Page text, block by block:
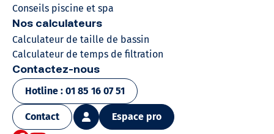
Conseils piscine et spa
Nos calculateurs
Calculateur de taille de bassin
Calculateur de temps de filtration
Contactez-nous
Hotline : 01 85 16 07 51
Contact Espace pro